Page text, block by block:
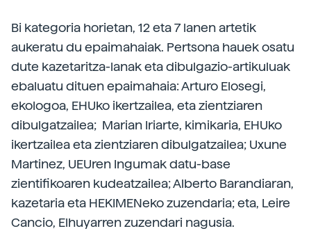
Bi kategoria horietan, 12 eta 7 lanen artetik
aukeratu du epaimahaiak. Pertsona hauek osatu
dute kazetaritza-lanak eta dibulgazio-artikuluak
ebaluatu dituen epaimahaia: Arturo Elosegi,
ekologoa, EHUko ikertzailea, eta zientziaren
dibulgatzailea; Marian Iriarte, kimikaria, EHUko
ikertzailea eta zientziaren dibulgatzailea; Uxune
Martinez, UEUren Ingumak datu-base
zientifikoaren kudeatzailea; Alberto Barandiaran,
kazetaria eta HEKIMENeko zuzendaria; eta, Leire
Cancio, Elhuyarren zuzendari nagusia.